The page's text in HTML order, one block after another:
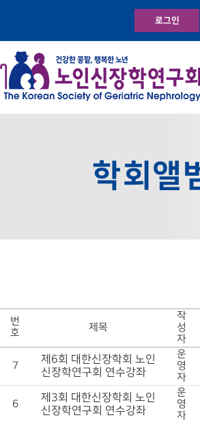
로그인
학회앨
번
호
제목
작
성
자
7
제6회 대한신장학회 노인
신장학연구회 연수강좌
운
영
자
6
제3회 대한신장학회 노인
신장학연구회 연수강좌
운
영
자